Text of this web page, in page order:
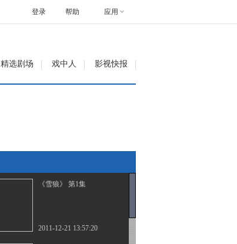
帮助 应用
登录
精选剧场 戏中人 影视快报
《雪狼》 第1集
2011-12-21 13:57:20